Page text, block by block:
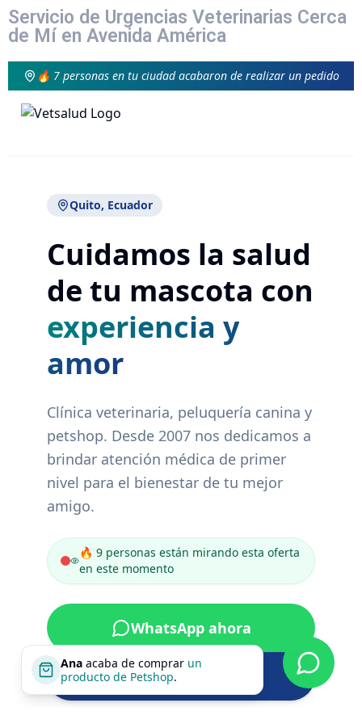
Servicio de Urgencias Veterinarias Cerca
de Mí en Avenida América